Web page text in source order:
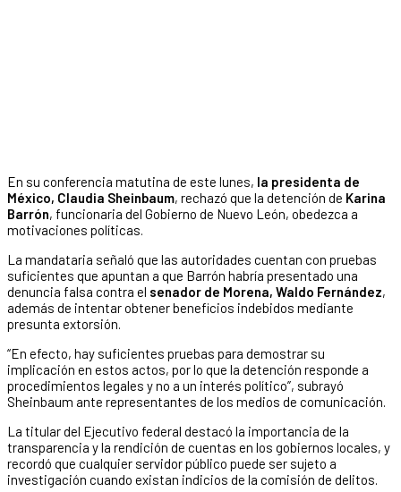
En su conferencia matutina de este lunes, la presidenta de
México, Claudia Sheinbaum, rechazó que la detención de Karina
Barrón, funcionaria del Gobierno de Nuevo León, obedezca a
motivaciones políticas.
La mandataria señaló que las autoridades cuentan con pruebas
suficientes que apuntan a que Barrón habría presentado una
denuncia falsa contra el senador de Morena, Waldo Fernández,
además de intentar obtener beneficios indebidos mediante
presunta extorsión.
“En efecto, hay suficientes pruebas para demostrar su
implicación en estos actos, por lo que la detención responde a
procedimientos legales y no a un interés político”, subrayó
Sheinbaum ante representantes de los medios de comunicación.
La titular del Ejecutivo federal destacó la importancia de la
transparencia y la rendición de cuentas en los gobiernos locales, y
recordó que cualquier servidor público puede ser sujeto a
investigación cuando existan indicios de la comisión de delitos.